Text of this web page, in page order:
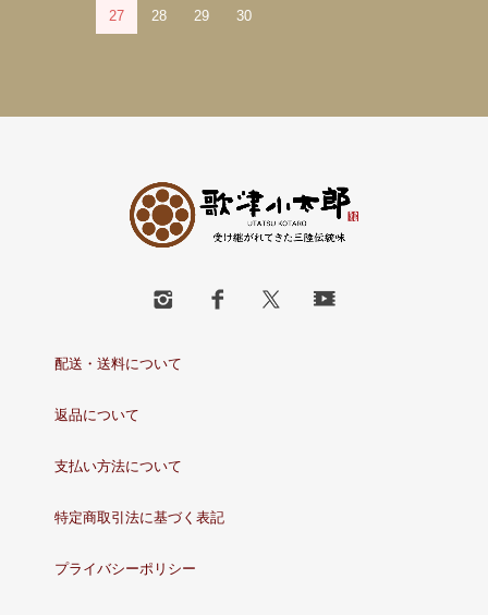
27 28 29 30
配送・送料について
返品について
支払い方法について
特定商取引法に基づく表記
プライバシーポリシー